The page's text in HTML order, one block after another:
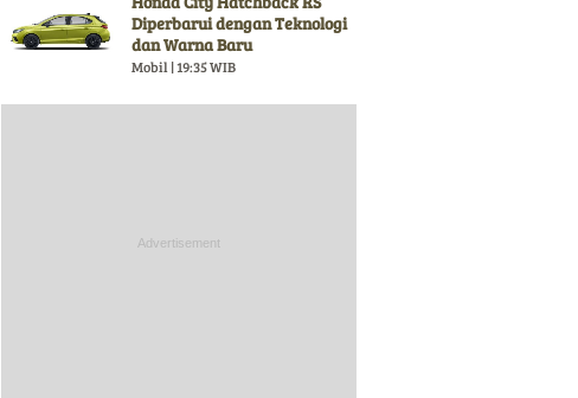
Diperbarui dengan Teknologi
dan Warna Baru
Mobil | 19:35 WIB